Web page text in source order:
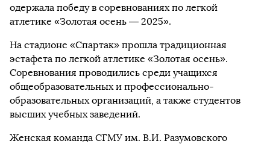
одержала победу в соревнованиях по легкой
атлетике «Золотая осень — 2025».
На стадионе «Спартак» прошла традиционная
эстафета по легкой атлетике «Золотая осень».
Соревнования проводились среди учащихся
общеобразовательных и профессионально-
образовательных организаций, а также студентов
высших учебных заведений.
Женская команда СГМУ им. В.И. Разумовского